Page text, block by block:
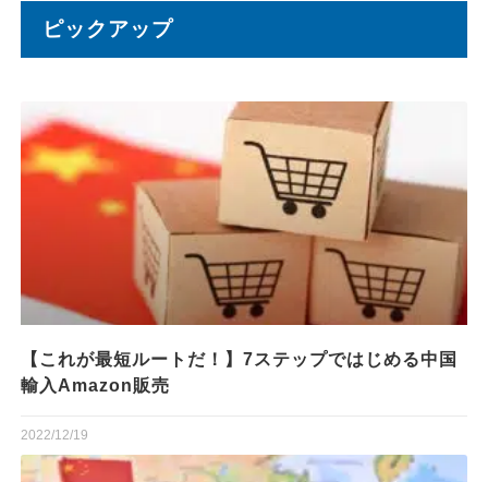
ピックアップ
【これが最短ルートだ！】7ステップではじめる中国
輸入Amazon販売
2022/12/19